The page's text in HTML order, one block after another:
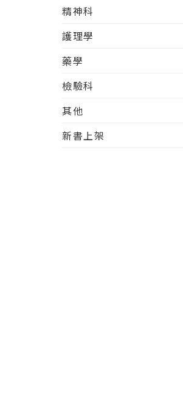
精神科
護理學
藥學
檢驗科
其他
新書上架